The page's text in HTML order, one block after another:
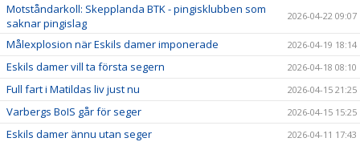
Motståndarkoll: Skepplanda BTK - pingisklubben som
saknar pingislag
2026-04-22 09:07
Målexplosion när Eskils damer imponerade 2026-04-19 18:14
Eskils damer vill ta första segern 2026-04-18 08:10
Full fart i Matildas liv just nu 2026-04-15 21:25
Varbergs BoIS går för seger 2026-04-15 15:25
Eskils damer ännu utan seger 2026-04-11 17:43